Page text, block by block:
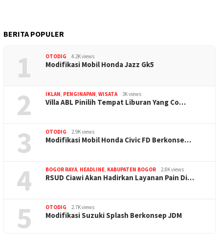
BERITA POPULER
1 OTODIG 4.2K views
Modifikasi Mobil Honda Jazz Gk5
2 IKLAN, PENGINAPAN, WISATA 3K views
Villa ABL Pinilih Tempat Liburan Yang Co…
3 OTODIG 2.9K views
Modifikasi Mobil Honda Civic FD Berkonse…
4 BOGOR RAYA, HEADLINE, KABUPATEN BOGOR 2.8K views
RSUD Ciawi Akan Hadirkan Layanan Pain Di…
5 OTODIG 2.7K views
Modifikasi Suzuki Splash Berkonsep JDM